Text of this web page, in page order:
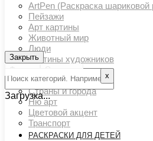
ArtPen (Раскраска шариковой
Пейзажи
Арт картины
Животный мир
Люди
Картины художников
Натюрморты
Поп арт
Страны и города
Ню арт
Цветовой акцент
Транспорт
РАСКРАСКИ ДЛЯ ДЕТЕЙ
Закрыть
Фильтр
Очистить
Закрыть
х
Загрузка...